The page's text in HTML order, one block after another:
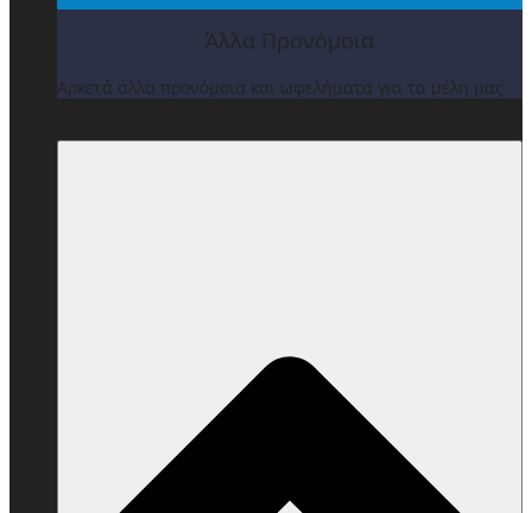
Άλλα Προνόμοια
Αρκετά άλλα προνόμοια και ωφελήματα για τα μέλη μας